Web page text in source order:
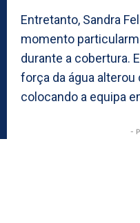
Entretanto, Sandra
momento
durante a cobertura.
força da água
colocando a equipa
-